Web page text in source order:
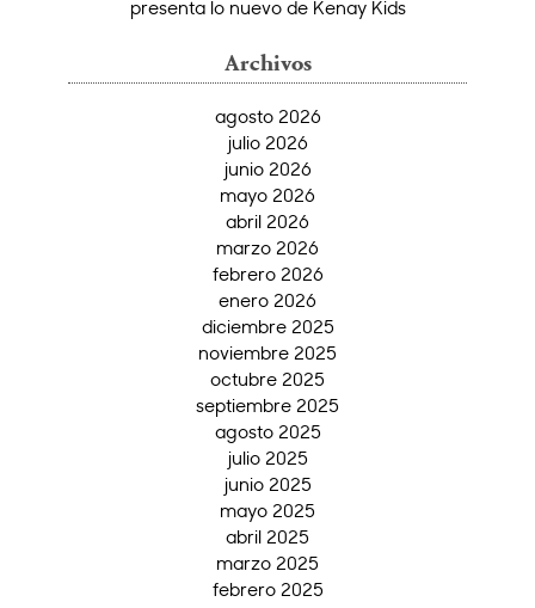
presenta lo nuevo de Kenay Kids
Archivos
agosto 2026
julio 2026
junio 2026
mayo 2026
abril 2026
marzo 2026
febrero 2026
enero 2026
diciembre 2025
noviembre 2025
octubre 2025
septiembre 2025
agosto 2025
julio 2025
junio 2025
mayo 2025
abril 2025
marzo 2025
febrero 2025